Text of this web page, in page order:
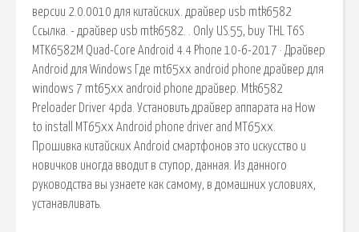
версии 2.0.0010 для китайских. драйвер usb mtk6582
Ссылка. - драйвер usb mtk6582. . Only US.55, buy THL T6S
MTK6582M Quad-Core Android 4.4 Phone 10-6-2017 · Драйвер
Android для Windows Где mt65xx android phone драйвер для
windows 7 mt65xx android phone драйвер. Mtk6582
Preloader Driver 4pda. Установить драйвер аппарата на How
to install MT65xx Android phone driver and MT65xx.
Прошивка китайских Android смартфонов это искусство и
новичков иногда вводит в ступор, данная. Из данного
руководства вы узнаете как самому, в домашних условиях,
устанавливать.